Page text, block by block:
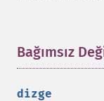
Bağımsız
dizge